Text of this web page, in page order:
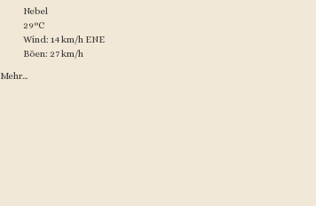
Nebel
29°C
Wind: 14 km/h ENE
Böen: 27 km/h
Mehr...